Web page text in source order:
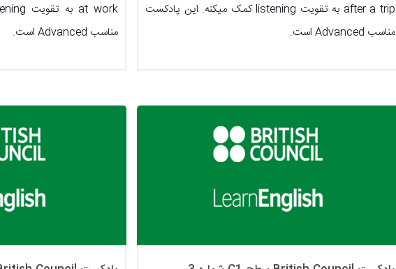
مناسب Advanced است.
after a trip به تقویت listening کمک میکنه. این پادکست
مناسب Advanced است.